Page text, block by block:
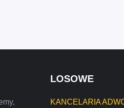
LOSOWE
KANCELARIA